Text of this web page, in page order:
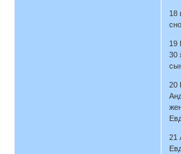
18
19
30
20
21